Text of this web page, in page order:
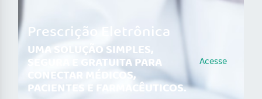
Prescrição Eletrônica
UMA SOLUÇÃO SIMPLES,
SEGURA E GRATUITA PARA
CONECTAR MÉDICOS,
PACIENTES E FARMACÊUTICOS.
Acesse